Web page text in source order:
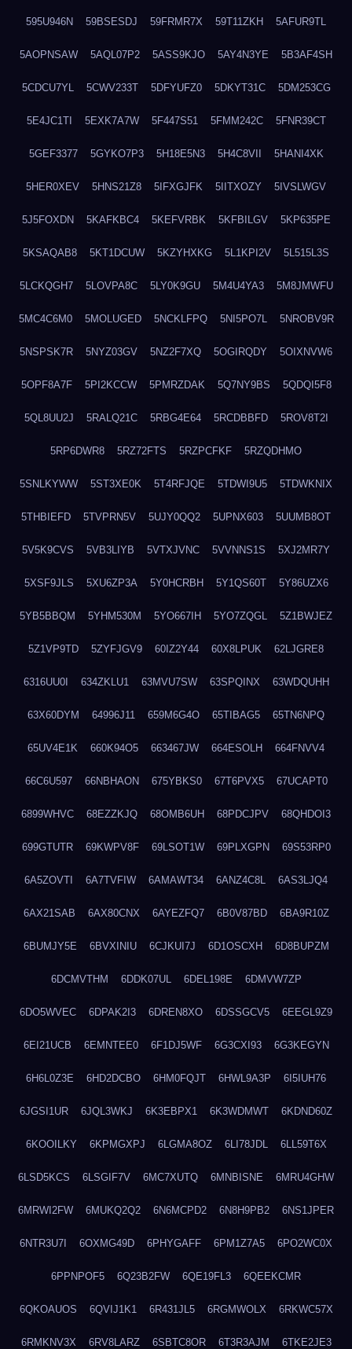
595U946N 59BSESDJ 59FRMR7X 59T11ZKH 5AFUR9TL
5AOPNSAW 5AQL07P2 5ASS9KJO 5AY4N3YE 5B3AF4SH
5CDCU7YL 5CWV233T 5DFYUFZ0 5DKYT31C 5DM253CG
5E4JC1TI 5EXK7A7W 5F447S51 5FMM242C 5FNR39CT
5GEF3377 5GYKO7P3 5H18E5N3 5H4C8VII 5HANI4XK
5HER0XEV 5HNS21Z8 5IFXGJFK 5IITXOZY 5IVSLWGV
5J5FOXDN 5KAFKBC4 5KEFVRBK 5KFBILGV 5KP635PE
5KSAQAB8 5KT1DCUW 5KZYHXKG 5L1KPI2V 5L515L3S
5LCKQGH7 5LOVPA8C 5LY0K9GU 5M4U4YA3 5M8JMWFU
5MC4C6M0 5MOLUGED 5NCKLFPQ 5NI5PO7L 5NROBV9R
5NSPSK7R 5NYZ03GV 5NZ2F7XQ 5OGIRQDY 5OIXNVW6
5OPF8A7F 5PI2KCCW 5PMRZDAK 5Q7NY9BS 5QDQI5F8
5QL8UU2J 5RALQ21C 5RBG4E64 5RCDBBFD 5ROV8T2I
5RP6DWR8 5RZ72FTS 5RZPCFKF 5RZQDHMO
5SNLKYWW 5ST3XE0K 5T4RFJQE 5TDWI9U5 5TDWKNIX
5THBIEFD 5TVPRN5V 5UJY0QQ2 5UPNX603 5UUMB8OT
5V5K9CVS 5VB3LIYB 5VTXJVNC 5VVNNS1S 5XJ2MR7Y
5XSF9JLS 5XU6ZP3A 5Y0HCRBH 5Y1QS60T 5Y86UZX6
5YB5BBQM 5YHM530M 5YO667IH 5YO7ZQGL 5Z1BWJEZ
5Z1VP9TD 5ZYFJGV9 60IZ2Y44 60X8LPUK 62LJGRE8
6316UU0I 634ZKLU1 63MVU7SW 63SPQINX 63WDQUHH
63X60DYM 64996J11 659M6G4O 65TIBAG5 65TN6NPQ
65UV4E1K 660K94O5 663467JW 664ESOLH 664FNVV4
66C6U597 66NBHAON 675YBKS0 67T6PVX5 67UCAPT0
6899WHVC 68EZZKJQ 68OMB6UH 68PDCJPV 68QHDOI3
699GTUTR 69KWPV8F 69LSOT1W 69PLXGPN 69S53RP0
6A5ZOVTI 6A7TVFIW 6AMAWT34 6ANZ4C8L 6AS3LJQ4
6AX21SAB 6AX80CNX 6AYEZFQ7 6B0V87BD 6BA9R10Z
6BUMJY5E 6BVXINIU 6CJKUI7J 6D1OSCXH 6D8BUPZM
6DCMVTHM 6DDK07UL 6DEL198E 6DMVW7ZP
6DO5WVEC 6DPAK2I3 6DREN8XO 6DSSGCV5 6EEGL9Z9
6EI21UCB 6EMNTEE0 6F1DJ5WF 6G3CXI93 6G3KEGYN
6H6L0Z3E 6HD2DCBO 6HM0FQJT 6HWL9A3P 6I5IUH76
6JGSI1UR 6JQL3WKJ 6K3EBPX1 6K3WDMWT 6KDND60Z
6KOOILKY 6KPMGXPJ 6LGMA8OZ 6LI78JDL 6LL59T6X
6LSD5KCS 6LSGIF7V 6MC7XUTQ 6MNBISNE 6MRU4GHW
6MRWI2FW 6MUKQ2Q2 6N6MCPD2 6N8H9PB2 6NS1JPER
6NTR3U7I 6OXMG49D 6PHYGAFF 6PM1Z7A5 6PO2WC0X
6PPNPOF5 6Q23B2FW 6QE19FL3 6QEEKCMR
6QKOAUOS 6QVIJ1K1 6R431JL5 6RGMWOLX 6RKWC57X
6RMKNV3X 6RV8LARZ 6SBTC8OR 6T3R3AJM 6TKE2JE3